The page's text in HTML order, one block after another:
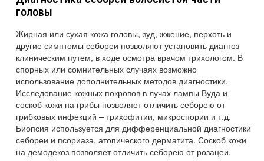
головы
Жирная или сухая кожа головы, зуд, жжение, перхоть и
другие симптомы себореи позволяют установить диагноз
клиническим путем, в ходе осмотра врачом трихологом. В
спорных или сомнительных случаях возможно
использование дополнительных методов диагностики.
Исследование кожных покровов в лучах лампы Вуда и
соскоб кожи на грибы позволяет отличить себорею от
грибковых инфекций – трихофитии, микроспории и т.д.
Биопсия используется для дифференциальной диагностики
себореи и псориаза, атопического дерматита. Соскоб кожи
на демодекоз позволяет отличить себорею от розацеи.